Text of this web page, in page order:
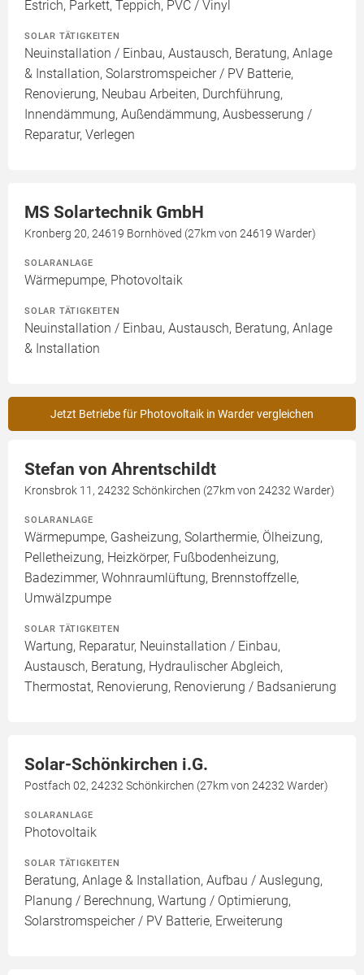
Estrich, Parkett, Teppich, PVC / Vinyl
SOLAR TÄTIGKEITEN
Neuinstallation / Einbau, Austausch, Beratung, Anlage
& Installation, Solarstromspeicher / PV Batterie,
Renovierung, Neubau Arbeiten, Durchführung,
Innendämmung, Außendämmung, Ausbesserung /
Reparatur, Verlegen
MS Solartechnik GmbH
Kronberg 20, 24619 Bornhöved (27km von 24619 Warder)
SOLARANLAGE
Wärmepumpe, Photovoltaik
SOLAR TÄTIGKEITEN
Neuinstallation / Einbau, Austausch, Beratung, Anlage
& Installation
Jetzt Betriebe für Photovoltaik in Warder vergleichen
Stefan von Ahrentschildt
Kronsbrok 11, 24232 Schönkirchen (27km von 24232 Warder)
SOLARANLAGE
Wärmepumpe, Gasheizung, Solarthermie, Ölheizung,
Pelletheizung, Heizkörper, Fußbodenheizung,
Badezimmer, Wohnraumlüftung, Brennstoffzelle,
Umwälzpumpe
SOLAR TÄTIGKEITEN
Wartung, Reparatur, Neuinstallation / Einbau,
Austausch, Beratung, Hydraulischer Abgleich,
Thermostat, Renovierung, Renovierung / Badsanierung
Solar-Schönkirchen i.G.
Postfach 02, 24232 Schönkirchen (27km von 24232 Warder)
SOLARANLAGE
Photovoltaik
SOLAR TÄTIGKEITEN
Beratung, Anlage & Installation, Aufbau / Auslegung,
Planung / Berechnung, Wartung / Optimierung,
Solarstromspeicher / PV Batterie, Erweiterung